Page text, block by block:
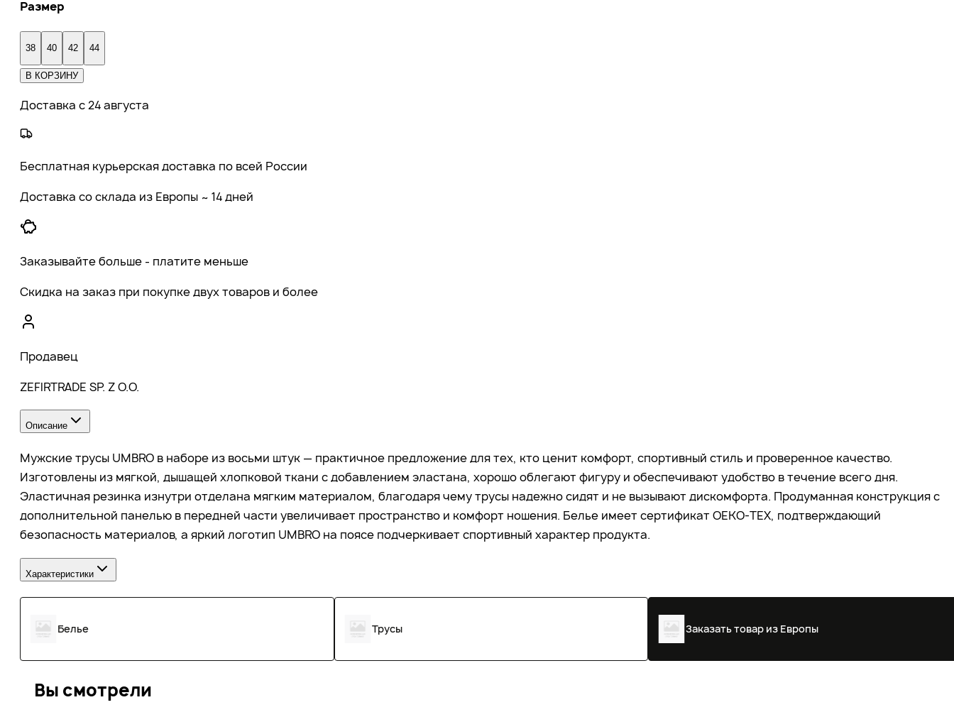
Размер
38 40 42 44
В КОРЗИНУ
Доставка с 24 августа
Бесплатная курьерская доставка по всей России
Доставка со склада из Европы ~ 14 дней
Заказывайте больше - платите меньше
Скидка на заказ при покупке двух товаров и более
Продавец
ZEFIRTRADE SP. Z O.O.
Описание
Мужские трусы UMBRO в наборе из восьми штук — практичное предложение для тех, кто ценит комфорт, спортивный стиль и проверенное качество.
Изготовлены из мягкой, дышащей хлопковой ткани с добавлением эластана, хорошо облегают фигуру и обеспечивают удобство в течение всего дня.
Эластичная резинка изнутри отделана мягким материалом, благодаря чему трусы надежно сидят и не вызывают дискомфорта. Продуманная конструкция с
дополнительной панелью в передней части увеличивает пространство и комфорт ношения. Белье имеет сертификат OEKO-TEX, подтверждающий
безопасность материалов, а яркий логотип UMBRO на поясе подчеркивает спортивный характер продукта.
Характеристики
Белье Трусы Заказать товар из Европы
Вы смотрели